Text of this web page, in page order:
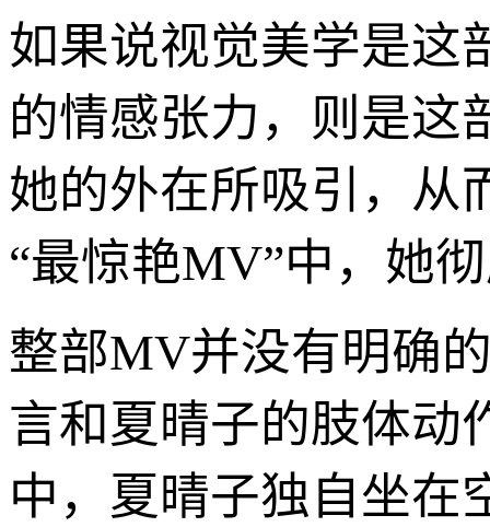
如果说视觉美学是这
的情感张力，则是这
她的外在所吸引，从
“最惊艳MV”中，她
整部MV并没有明确
言和夏晴子的肢体动
中，夏晴子独自坐在